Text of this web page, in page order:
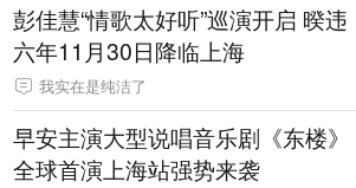
彭佳慧“情歌太好听”巡演开启 暌违
六年11月30日降临上海
我实在是纯洁了
早安主演大型说唱音乐剧《东楼》
全球首演上海站强势来袭